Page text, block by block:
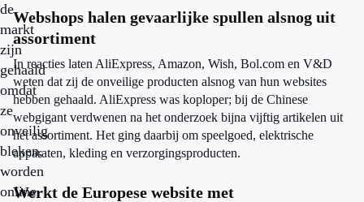
de
markt
zijn
gehaald
omdat
ze
onveilig
bleken,
worden
online
Webshops halen gevaarlijke spullen alsnog uit
assortiment
In reacties laten AliExpress, Amazon, Wish, Bol.com en V&D
weten dat zij de onveilige producten alsnog van hun websites
hebben gehaald. AliExpress was koploper; bij de Chinese
webgigant verdwenen na het onderzoek bijna vijftig artikelen uit
het assortiment. Het ging daarbij om speelgoed, elektrische
apparaten, kleding en verzorgingsproducten.
Werkt de Europese website met